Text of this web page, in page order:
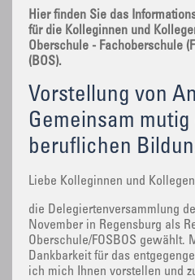
Hier finden Sie das
für die Kolleginnen und
Oberschule - Fachoberschule
(BOS).
Vorstellung von
Gemeinsam
beruflichen
Liebe Kolleginnen und
die Delegiertenversammlung
November in Regensburg als
Oberschule/FOSBOS gewählt.
Dankbarkeit für das
ich mich Ihnen vorstellen und